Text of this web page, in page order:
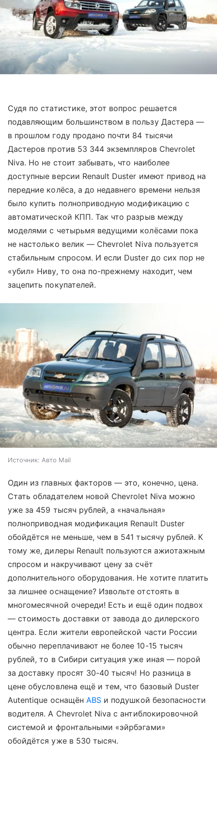
Судя по статистике, этот вопрос решается
подавляющим большинством в пользу Дастера —
в прошлом году продано почти 84 тысячи
Дастеров против 53 344 экземпляров Chevrolet
Niva. Но не стоит забывать, что наиболее
доступные версии Renault Duster имеют привод на
передние колёса, а до недавнего времени нельзя
было купить полноприводную модификацию с
автоматической КПП. Так что разрыв между
моделями с четырьмя ведущими колёсами пока
не настолько велик — Chevrolet Niva пользуется
стабильным спросом. И если Duster до сих пор не
«убил» Ниву, то она по-прежнему находит, чем
зацепить покупателей.
Источник: Авто Mail
Один из главных факторов — это, конечно, цена.
Стать обладателем новой Chevrolet Niva можно
уже за 459 тысяч рублей, а «начальная»
полноприводная модификация Renault Duster
обойдётся не меньше, чем в 541 тысячу рублей. К
тому же, дилеры Renault пользуются ажиотажным
спросом и накручивают цену за счёт
дополнительного оборудования. Не хотите платить
за лишнее оснащение? Извольте отстоять в
многомесячной очереди! Есть и ещё один подвох
— стоимость доставки от завода до дилерского
центра. Если жители европейской части России
обычно переплачивают не более 10-15 тысяч
рублей, то в Сибири ситуация уже иная — порой
за доставку просят 30-40 тысяч! Но разница в
цене обусловлена ещё и тем, что базовый Duster
Autentique оснащён ABS и подушкой безопасности
водителя. А Chevrolet Niva с антиблокировочной
системой и фронтальными «эйрбэгами»
обойдётся уже в 530 тысяч.